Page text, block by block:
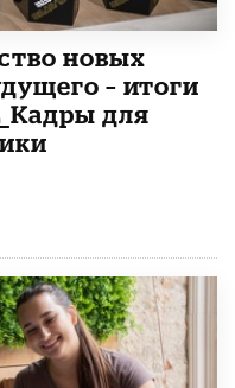
новых
– итоги
для